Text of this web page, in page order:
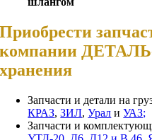
Приобрести
компании
хранения
Запчасти и детали на
КРАЗ,ЗИЛ,Урал иУАЗ;
Запчасти и